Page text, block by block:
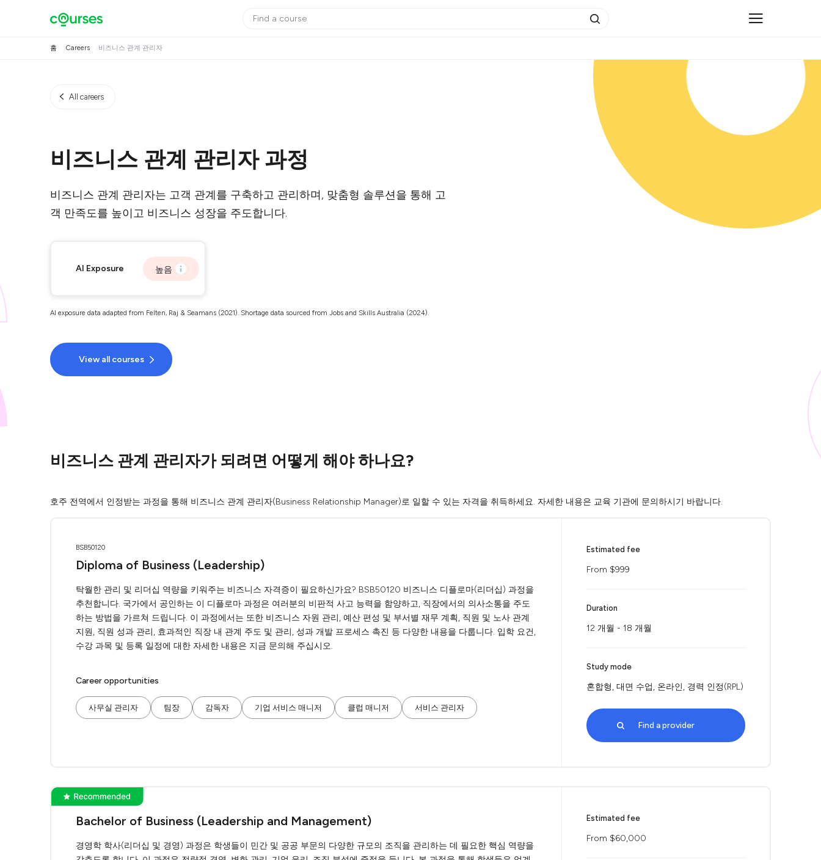
홈 Careers 비즈니스 관계 관리자
All careers
비즈니스 관계 관리자 과정
비즈니스 관계 관리자는 고객 관계를 구축하고 관리하며, 맞춤형 솔루션을 통해 고
객 만족도를 높이고 비즈니스 성장을 주도합니다.
AI Exposure 높음
AI exposure data adapted from Felten, Raj & Seamans (2021). Shortage data sourced from Jobs and Skills Australia (2024).
View all courses
비즈니스 관계 관리자가 되려면 어떻게 해야 하나요?
호주 전역에서 인정받는 과정을 통해 비즈니스 관계 관리자(Business Relationship Manager)로 일할 수 있는 자격을 취득하세요. 자세한 내용은 교육 기관에 문의하시기 바랍니다.
BSB50120
Diploma of Business (Leadership)
탁월한 관리 및 리더십 역량을 키워주는 비즈니스 자격증이 필요하신가요? BSB50120 비즈니스 디플로마(리더십) 과정을
추천합니다. 국가에서 공인하는 이 디플로마 과정은 여러분의 비판적 사고 능력을 함양하고, 직장에서의 의사소통을 주도
하는 방법을 가르쳐 드립니다. 이 과정에서는 또한 비즈니스 자원 관리, 예산 편성 및 부서별 재무 계획, 직원 및 노사 관계
지원, 직원 성과 관리, 효과적인 직장 내 관계 주도 및 관리, 성과 개발 프로세스 촉진 등 다양한 내용을 다룹니다. 입학 요건,
수강 과목 및 등록 일정에 대한 자세한 내용은 지금 문의해 주십시오.
Career opportunities
사무실 관리자 팀장 감독자 기업 서비스 매니저 클럽 매니저 서비스 관리자
Estimated fee
From $999
Duration
12 개월 - 18 개월
Study mode
혼합형, 대면 수업, 온라인, 경력 인정(RPL)
Find a provider
Bachelor of Business (Leadership and Management)
경영학 학사(리더십 및 경영) 과정은 학생들이 민간 및 공공 부문의 다양한 규모의 조직을 관리하는 데 필요한 핵심 역량을
Estimated fee
From $60,000